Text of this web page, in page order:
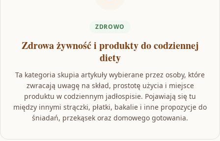
ZDROWO
Zdrowa żywność i produkty do codziennej
diety
Ta kategoria skupia artykuły wybierane przez osoby, które
zwracają uwagę na skład, prostotę użycia i miejsce
produktu w codziennym jadłospisie. Pojawiają się tu
między innymi strączki, płatki, bakalie i inne propozycje do
śniadań, przekąsek oraz domowego gotowania.